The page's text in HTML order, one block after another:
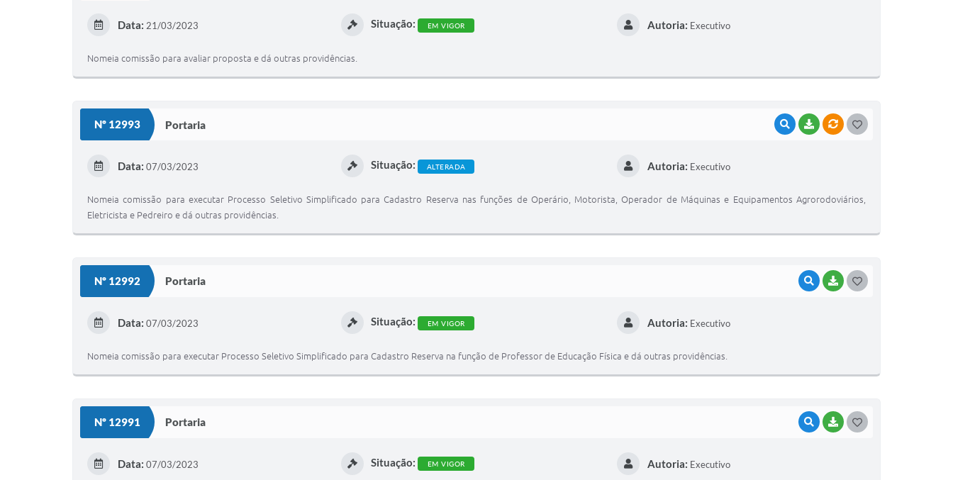
Data: 21/03/2023 Situação: EM VIGOR Autoria: Executivo
Nomeia comissão para avaliar proposta e dá outras providências.
Nº 12993 Portaria VISUALIZAR
BAIXARVÍNCULOS
I
Data: 07/03/2023 Situação: ALTERADA Autoria: Executivo
Nomeia comissão para executar Processo Seletivo Simplificado para Cadastro Reserva nas funções de Operário, Motorista, Operador de Máquinas e Equipamentos Agrorodoviários,
Eletricista e Pedreiro e dá outras providências.
Nº 12992 Portaria VISUALIZAR
BAIXAR
Data: 07/03/2023 Situação: EM VIGOR Autoria: Executivo
Nomeia comissão para executar Processo Seletivo Simplificado para Cadastro Reserva na função de Professor de Educação Física e dá outras providências.
Nº 12991 Portaria VISUALIZAR
BAIXAR
Data: 07/03/2023 Situação: EM VIGOR Autoria: Executivo